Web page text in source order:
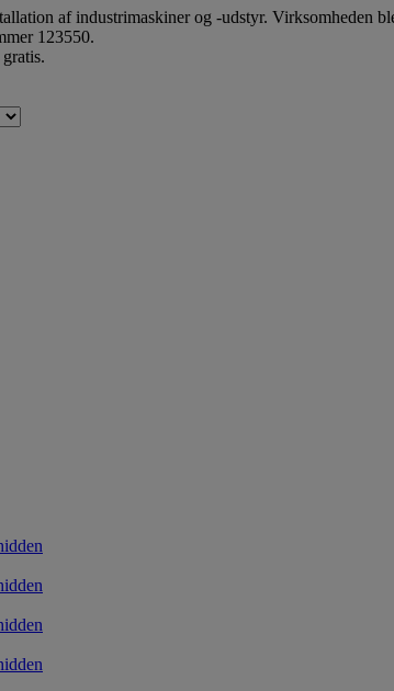
af industrimaskiner og -udstyr. Virksomheden
123550.